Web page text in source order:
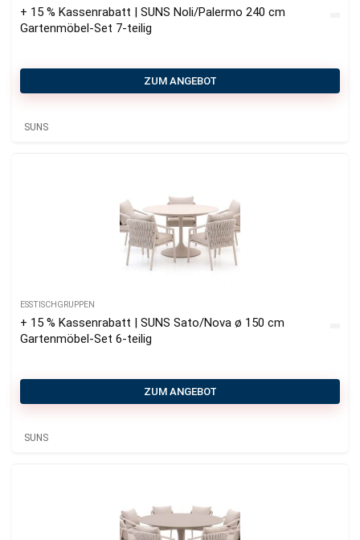
+ 15 % Kassenrabatt | SUNS Noli/Palermo 240 cm
Gartenmöbel-Set 7-teilig
ZUM ANGEBOT
SUNS
ESSTISCHGRUPPEN
+ 15 % Kassenrabatt | SUNS Sato/Nova ø 150 cm
Gartenmöbel-Set 6-teilig
ZUM ANGEBOT
SUNS